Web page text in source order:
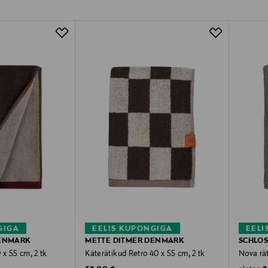
55 cm, 2 tk
EELIS KUPONGIGA
METTE DITMER DENMARK
Käterätikud Retro 40 x 55 cm, 2 tk
Nova